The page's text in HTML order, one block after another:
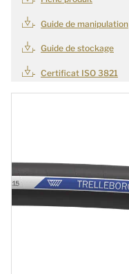
Guide de manipulation
Guide de stockage
Certificat ISO 3821